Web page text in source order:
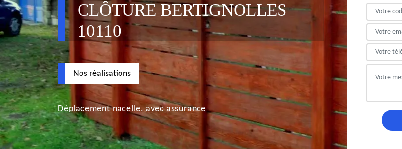
CLÔTURE BERTIGNOLLES
10110
Nos réalisations
Déplacement nacelle, avec assurance